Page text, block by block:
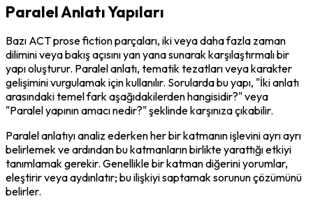
Paralel Anlatı Yapıları
Bazı ACT prose fiction parçaları, iki veya daha fazla zaman
dilimini veya bakış açısını yan yana sunarak karşılaştırmalı bir
yapı oluşturur. Paralel anlatı, tematik tezatları veya karakter
gelişimini vurgulamak için kullanılır. Sorularda bu yapı, "İki anlatı
arasındaki temel fark aşağıdakilerden hangisidir?" veya
"Paralel yapının amacı nedir?" şeklinde karşınıza çıkabilir.
Paralel anlatıyı analiz ederken her bir katmanın işlevini ayrı ayrı
belirlemek ve ardından bu katmanların birlikte yarattığı etkiyi
tanımlamak gerekir. Genellikle bir katman diğerini yorumlar,
eleştirir veya aydınlatır; bu ilişkiyi saptamak sorunun çözümünü
belirler.